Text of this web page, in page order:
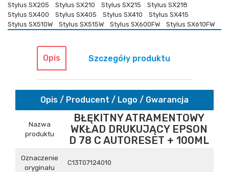
Stylus SX205
Stylus SX210 Stylus SX215
Stylus SX218
Stylus SX400
Stylus SX405 Stylus SX410
Stylus SX415
Stylus SX510W
Stylus SX515W Stylus SX600FW Stylus SX610FW
Opis Szczegóły produktu
Opis / Producent / Logo / Gwarancja
Nazwa
produktu
BŁĘKITNY ATRAMENTOWY
WKŁAD DRUKUJĄCY EPSON
D 78 C AUTORESET + 100ML
Oznaczenie
oryginału
C13T07124010